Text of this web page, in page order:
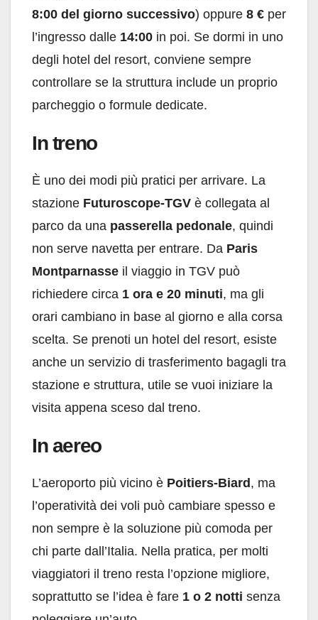
8:00 del giorno successivo) oppure 8 € per
l’ingresso dalle 14:00 in poi. Se dormi in uno
degli hotel del resort, conviene sempre
controllare se la struttura include un proprio
parcheggio o formule dedicate.
In treno
È uno dei modi più pratici per arrivare. La
stazione Futuroscope-TGV è collegata al
parco da una passerella pedonale, quindi
non serve navetta per entrare. Da Paris
Montparnasse il viaggio in TGV può
richiedere circa 1 ora e 20 minuti, ma gli
orari cambiano in base al giorno e alla corsa
scelta. Se prenoti un hotel del resort, esiste
anche un servizio di trasferimento bagagli tra
stazione e struttura, utile se vuoi iniziare la
visita appena sceso dal treno.
In aereo
L’aeroporto più vicino è Poitiers-Biard, ma
l’operatività dei voli può cambiare spesso e
non sempre è la soluzione più comoda per
chi parte dall’Italia. Nella pratica, per molti
viaggiatori il treno resta l’opzione migliore,
soprattutto se l’idea è fare 1 o 2 notti senza